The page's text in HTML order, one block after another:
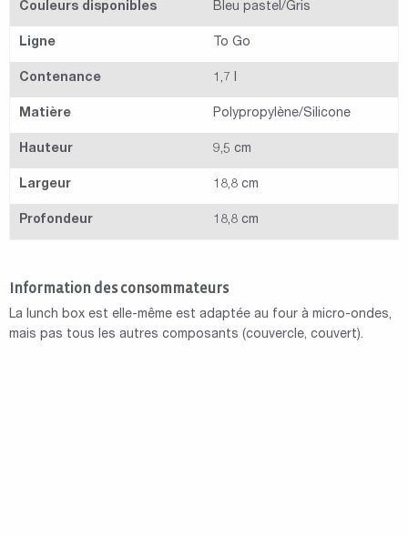
Couleurs disponibles Bleu pastel/Gris
Ligne To Go
Contenance 1,7 l
Matière Polypropylène/Silicone
Hauteur 9,5 cm
Largeur 18,8 cm
Profondeur 18,8 cm
Information des consommateurs
La lunch box est elle-même est adaptée au four à micro-ondes,
mais pas tous les autres composants (couvercle, couvert).